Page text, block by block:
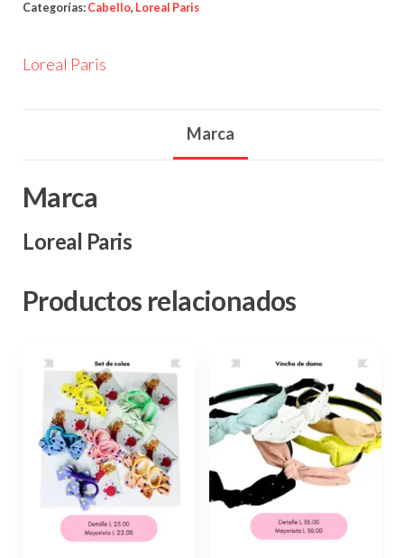
Categorías: Cabello, Loreal Paris
Loreal Paris
Marca
Marca
Loreal Paris
Productos relacionados